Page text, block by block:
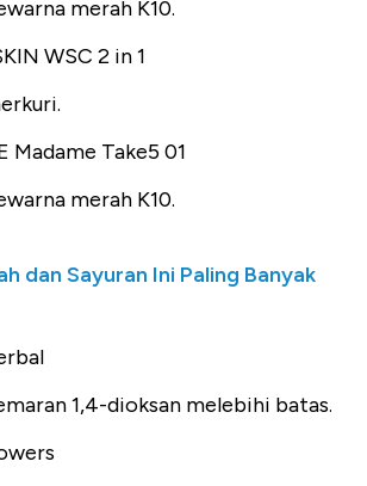
merah K10.
WSC 2 in 1
Madame Take5 01
merah K10.
dan Sayuran Ini Paling Banyak
1,4-dioksan melebihi batas.